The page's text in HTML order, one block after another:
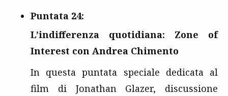
Puntata 24:
L’indifferenza quotidiana: Zone of
Interest con Andrea Chimento
In questa puntata speciale dedicata al
film di Jonathan Glazer, discussione